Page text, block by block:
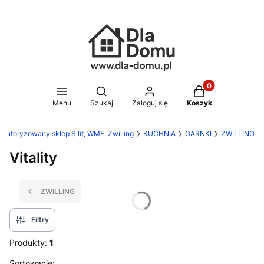
Menu
Otwórz wyszukiwarkę
Szukaj Zaloguj się
Produkty w
Koszyk
sklep Silit, WMF, Zwilling KUCHNIA GARNKI ZWILLING
Vitality
ZWILLING
Filtry
Produkty: 1